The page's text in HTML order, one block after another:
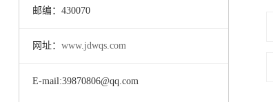
邮编：430070
网址：www.jdwqs.com
E-mail:39870806@qq.com